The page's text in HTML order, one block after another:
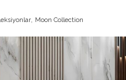
Moon Collection